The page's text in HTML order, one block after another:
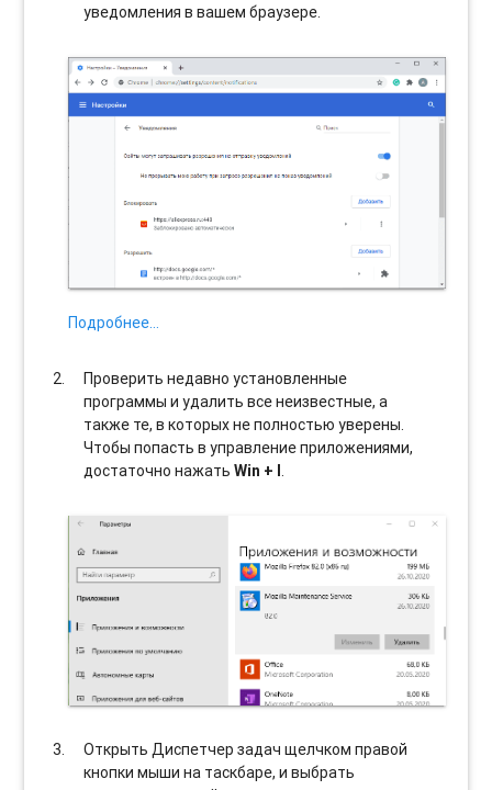
уведомления в вашем браузере.
Подробнее…
Проверить недавно установленные
программы и удалить все неизвестные, а
также те, в которых не полностью уверены.
Чтобы попасть в управление приложениями,
достаточно нажатьWin + I.
Открыть Диспетчер задач щелчком правой
кнопки мыши на таскбаре, и выбрать